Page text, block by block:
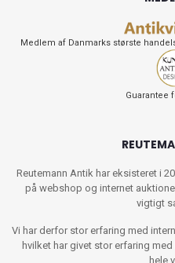
Medlem af Danmarks største
Guarantee
Reutemann Antik har eksisteret i
på webshop og internet
vigtigt
Vi har derfor stor erfaring med
hvilket har givet stor erfaring
hele